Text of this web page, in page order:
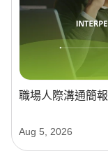
職場人際溝通簡報
Aug 5, 2026